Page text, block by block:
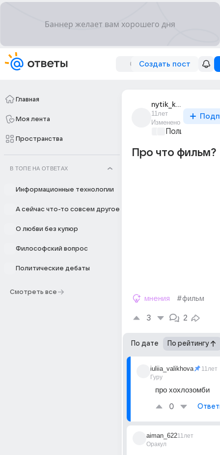
Создать пост
Главная
Моя лента
Пространства
В ТОПЕ НА ОТВЕТАХ
Информационные технологии
А сейчас что-то совсем другое
О любви без купюр
Философский вопрос
Политические дебаты
Смотреть все
nytik_khnytikov
11лет
Изменено
Про что фильм?
мнения #фильм
3 2
По дате По рейтингу
iuliia_valikhova
Гуру
11лет
про хохлозомби
0
aiman_622
Оракул
11лет